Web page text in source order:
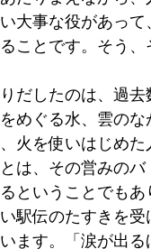
大事な役があって
ことです。そう、
だしたのは、過去
めぐる水、雲のな
火を使いはじめた
は、その営みのバ
ということでもあ
駅伝のたすきを受
ます。「涙が出る